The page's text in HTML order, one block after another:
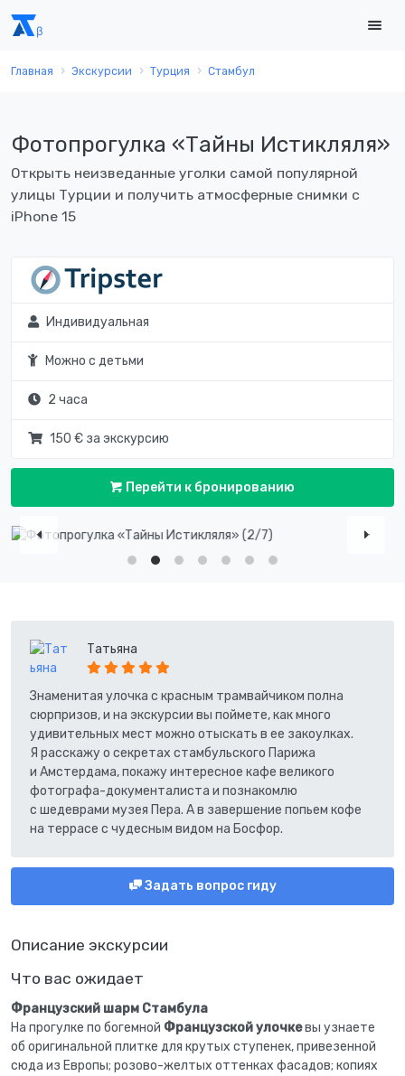
Главная Экскурсии Турция Стамбул
Фотопрогулка «Тайны Истикляля»
Открыть неизведанные уголки самой популярной
улицы Турции и получить атмосферные снимки с
iPhone 15
Индивидуальная
Можно с детьми
2 часа
150 € за экскурсию
Перейти к бронированию
Описание экскурсии
Что вас ожидает
Французский шарм Стамбула
На прогулке по богемной Французской улочкевы узнаете
об оригинальной плитке для крутых ступенек, привезенной
сюда из Европы; розово-желтых оттенках фасадов; копиях
Татьяна
Знаменитая улочка с красным трамвайчиком полна
сюрпризов, и на экскурсии вы поймете, как много
удивительных мест можно отыскать в ее закоулках.
Я расскажу о секретах стамбульского Парижа
и Амстердама, покажу интересное кафе великого
фотографа-документалиста и познакомлю
с шедеврами музея Пера. А в завершение попьем кофе
на террасе с чудесным видом на Босфор.
Задать вопрос гиду